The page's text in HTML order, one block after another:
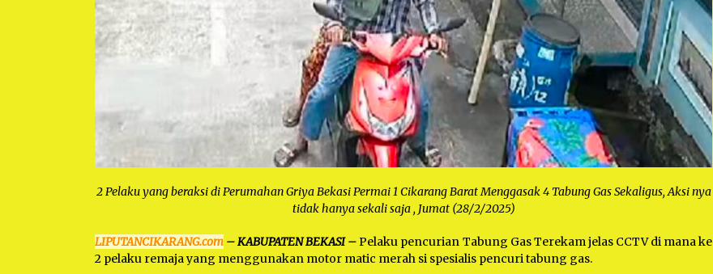
2 Pelaku yang beraksi di Perumahan Griya Bekasi Permai 1 Cikarang Barat Menggasak 4 Tabung Gas Sekaligus, Aksi nya
tidak hanya sekali saja , Jumat (28/2/2025)
LIPUTANCIKARANG.com – KABUPATEN BEKASI –Pelaku pencurian Tabung Gas Terekam jelas CCTV di mana ke
2 pelaku remaja yang menggunakan motor matic merah si spesialis pencuri tabung gas.